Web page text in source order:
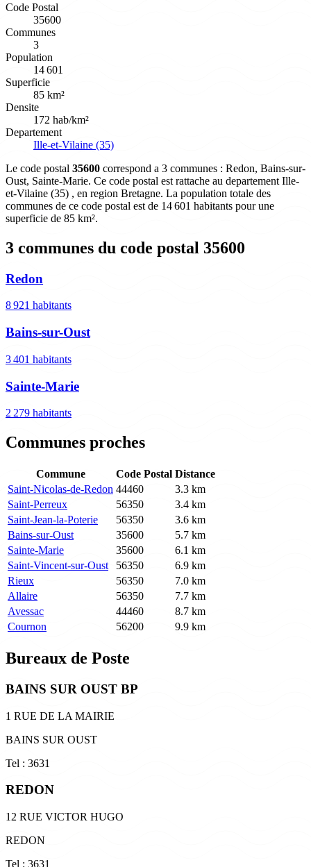
Code Postal
35600
Communes
3
Population
14 601
Superficie
85 km²
Densite
172 hab/km²
Departement
Ille-et-Vilaine (35)
Le code postal 35600 correspond a 3 communes : Redon, Bains-sur-
Oust, Sainte-Marie. Ce code postal est rattache au departement Ille-
et-Vilaine (35) , en region Bretagne. La population totale des
communes de ce code postal est de 14 601 habitants pour une
superficie de 85 km².
3 communes du code postal 35600
Redon
8 921 habitants
Bains-sur-Oust
3 401 habitants
Sainte-Marie
2 279 habitants
Communes proches
Commune Code Postal Distance
Saint-Nicolas-de-Redon 44460
3.3 km
Saint-Perreux
56350
3.4 km
Saint-Jean-la-Poterie
56350
3.6 km
Bains-sur-Oust
35600
5.7 km
Sainte-Marie
35600
6.1 km
Saint-Vincent-sur-Oust
56350
6.9 km
Rieux
56350
7.0 km
Allaire
56350
7.7 km
Avessac
44460
8.7 km
Cournon
56200 9.9 km
Bureaux de Poste
BAINS SUR OUST BP
1 RUE DE LA MAIRIE
BAINS SUR OUST
Tel : 3631
REDON
12 RUE VICTOR HUGO
REDON
Tel : 3631